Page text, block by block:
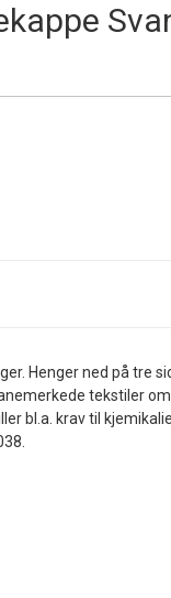
Henger ned på tre
tekstiler
bl.a. krav til